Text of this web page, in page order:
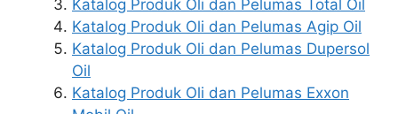
Katalog Produk Oli dan Pelumas Total Oil
Katalog Produk Oli dan Pelumas Agip Oil
Katalog Produk Oli dan Pelumas Dupersol
Oil
Katalog Produk Oli dan Pelumas Exxon